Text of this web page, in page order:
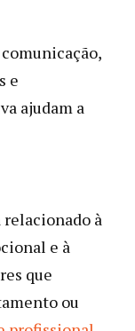
e
ajudam a
à
e à
que
ou